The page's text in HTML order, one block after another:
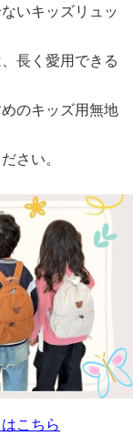
いキッズリュッ
長く愛用できる
のキッズ用無地
さい。
こちら